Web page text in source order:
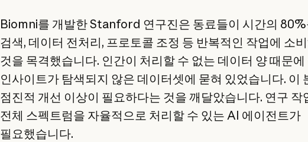
Biomni를 개발한 Stanford 연구진은 동료들이 시간의 80%
검색, 데이터 전처리, 프로토콜 조정 등 반복적인 작업에 소
것을 목격했습니다. 인간이 처리할 수 없는 데이터 양 때문
인사이트가 탐색되지 않은 데이터셋에 묻혀 있었습니다. 이
점진적 개선 이상이 필요하다는 것을 깨달았습니다. 연구 작
전체 스펙트럼을 자율적으로 처리할 수 있는 AI 에이전트가
필요했습니다.